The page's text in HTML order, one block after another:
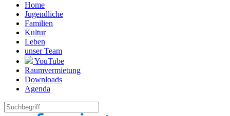
Home
Jugendliche
Familien
Kultur
Leben
unser Team
YouTube
Raumvermietung
Downloads
Agenda